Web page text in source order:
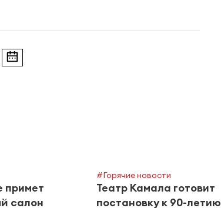
примет
салон
#Горячие новости
Театр Камала готовит
постановку к 90-летию